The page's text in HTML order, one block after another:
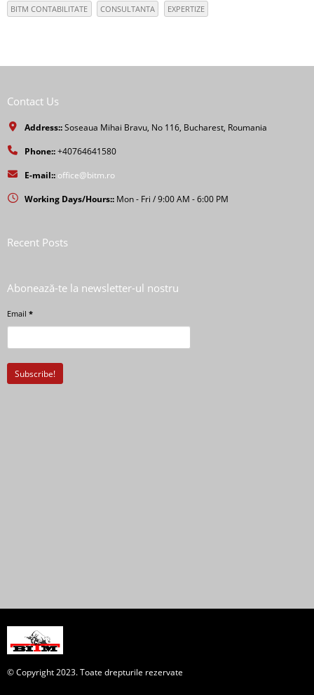
BITM CONTABILITATE CONSULTANTA EXPERTIZE
Contact Us
Address::Soseaua Mihai Bravu, No 116, Bucharest, Roumania
Phone::+40764641580
E-mail:: office@bitm.ro
Working Days/Hours:: Mon - Fri / 9:00 AM - 6:00 PM
Recent Posts
Abonează-te la newsletter-ul nostru
Email *
© Copyright 2023. Toate drepturile rezervate